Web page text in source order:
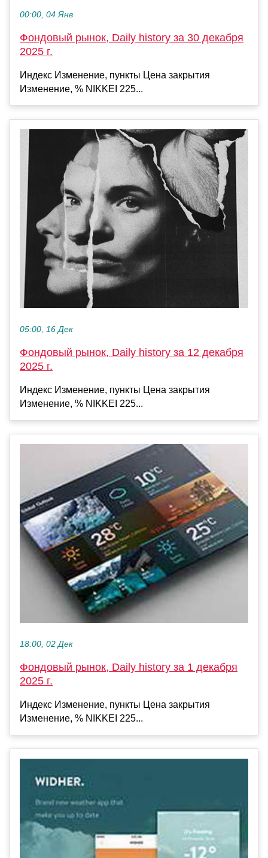
00:00, 04 Янв
Фондовый рынок, Daily history за 30 декабря
2025 г.
Индекс Изменение, пункты Цена закрытия
Изменение, % NIKKEI 225...
05:00, 16 Дек
Фондовый рынок, Daily history за 12 декабря
2025 г.
Индекс Изменение, пункты Цена закрытия
Изменение, % NIKKEI 225...
18:00, 02 Дек
Фондовый рынок, Daily history за 1 декабря
2025 г.
Индекс Изменение, пункты Цена закрытия
Изменение, % NIKKEI 225...